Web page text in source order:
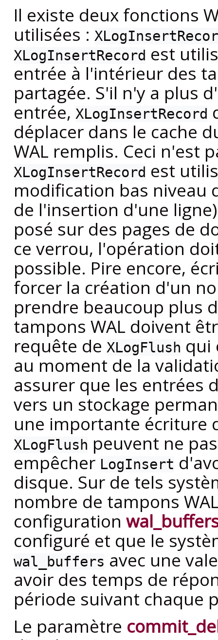
Il existe deux fonctions
utilisées :
XLogInsertRecord est
entrée à l'intérieur des
partagée. S'il n'y a plus
entrée, XLogInsertRecord
déplacer dans le cache
WAL remplis. Ceci n'est
XLogInsertRecord est
modification bas niveau
de l'insertion d'une
posé sur des pages de
ce verrou, l'opération
possible. Pire encore,
forcer la création d'un
prendre beaucoup plus
tampons WAL doivent
requête de XLogFlush qui
au moment de la
assurer que les entrées
vers un stockage
une importante écriture
XLogFlush peuvent ne
empêcher LogInsert
disque. Sur de tels
nombre de tampons
configuration
configuré et que le
wal_buffers avec une
avoir des temps de
période suivant chaque
Le paramètre